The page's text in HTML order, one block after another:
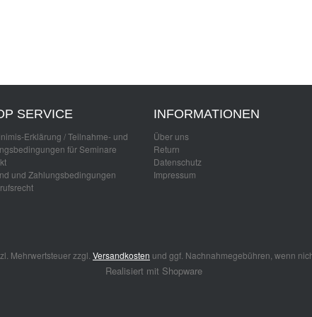
SERVICE
Erklärung / Teilnahme- und
für Seminare
und Zahlungsbedingungen
INFORMATIONEN
Über uns
Return
Datenschutz
Impressum
Mehrwertsteuer zzgl. Versandkosten und ggf. Nachnahmegebühren, wenn
Realisiert mit Shopware